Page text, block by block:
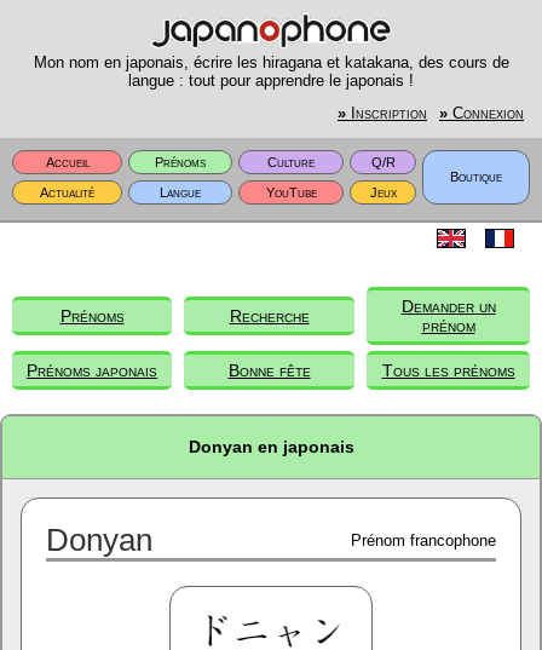
Mon nom en japonais, écrire les hiragana et katakana, des cours de
langue : tout pour apprendre le japonais !
» Inscription » Connexion
Accueil Prénoms Culture
Q/R
Boutique
Actualité
Langue YouTube Jeux
Prénoms Recherche
Demander un
prénom
Prénoms japonais Bonne fête Tous les prénoms
Donyan en japonais
Donyan Prénom francophone